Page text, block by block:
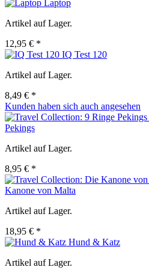
Laptop
Artikel auf Lager.
12,95 € *
IQ Test 120
Artikel auf Lager.
8,49 € *
Kunden haben sich auch angesehen
Pekings
Artikel auf Lager.
8,95 € *
Kanone von Malta
Artikel auf Lager.
18,95 € *
Hund & Katz
Artikel auf Lager.